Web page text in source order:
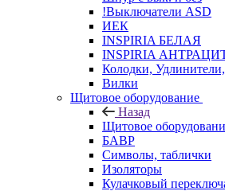
!Выключатели ASD
ИЕК
INSPIRIA БЕЛАЯ
INSPIRIA
Колодки,
Вилки
Щитовое оборудование
Назад
Щитовое
БАВР
Символы, таблички
Изоляторы
Кулачковый